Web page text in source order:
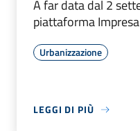
A far data dal 2
piattaforma
Urbanizzazione
LEGGI DI PIÙ